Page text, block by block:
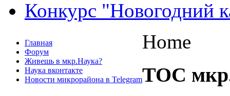
Конкурс "Новогодний
Главная
Форум
Живешь в мкр.Наука?
Наука вконтакте
Новости микрорайона в Telegram
Home
ТОС